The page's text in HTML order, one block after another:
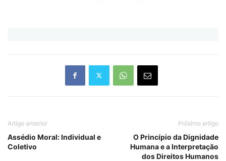
Artigo anterior
Assédio Moral: Individual e
Coletivo
Próximo artigo
O Princípio da Dignidade
Humana e a Interpretação
dos Direitos Humanos